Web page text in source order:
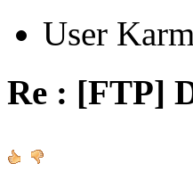
User
Re : [FTP]